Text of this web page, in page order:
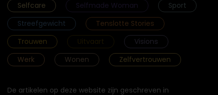
Selfcare
Selfmade Woman
Sport
Streefgewicht
Tenslotte Stories
Trouwen
Uitvaart
Visions
Werk
Wonen Zelfvertrouwen
De artikelen op deze website zijn geschreven in